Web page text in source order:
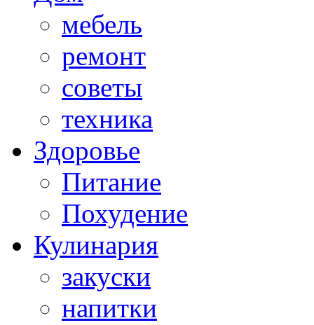
мебель
ремонт
советы
техника
Здоровье
Питание
Похудение
Кулинария
закуски
напитки